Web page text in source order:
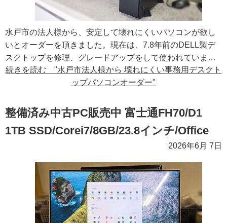
水戸市の法人様から、安定して壊れにくいパソコンが欲し
いとオーダーを頂きました。現在は、7.8年前のDELL製デ
スクトップを修理、グレードアップをして使われていま…
続きを読む "水戸市法人様から 壊れにくい事務用デスクト
ップパソコンオーダー"
整備済み中古PC販売中 富士通FH70/D1
1TB SSD/Corei7/8GB/23.8インチ/Office
2026年6月 7日